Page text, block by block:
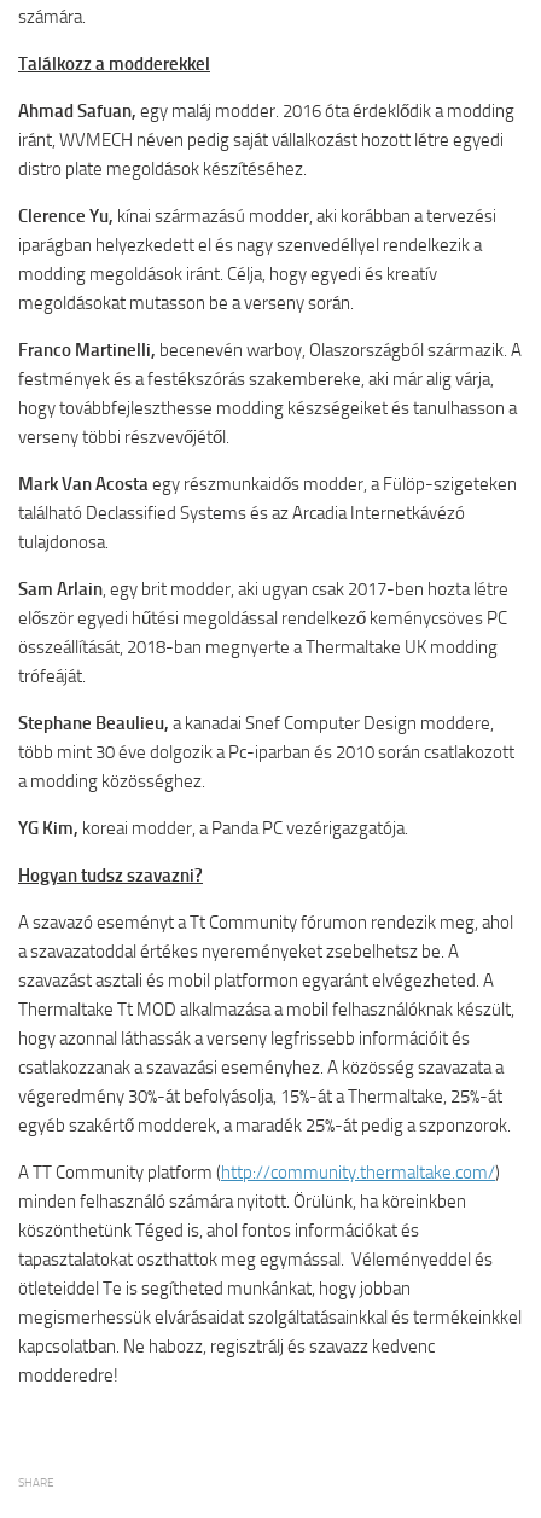
számára.
Találkozz a modderekkel
Ahmad Safuan, egy maláj modder. 2016 óta érdeklődik a modding
iránt, WVMECH néven pedig saját vállalkozást hozott létre egyedi
distro plate megoldások készítéséhez.
Clerence Yu, kínai származású modder, aki korábban a tervezési
iparágban helyezkedett el és nagy szenvedéllyel rendelkezik a
modding megoldások iránt. Célja, hogy egyedi és kreatív
megoldásokat mutasson be a verseny során.
Franco Martinelli, becenevén warboy, Olaszországból származik. A
festmények és a festékszórás szakembereke, aki már alig várja,
hogy továbbfejleszthesse modding készségeiket és tanulhasson a
verseny többi részvevőjétől.
Mark Van Acostaegy részmunkaidős modder, a Fülöp-szigeteken
található Declassified Systems és az Arcadia Internetkávézó
tulajdonosa.
Sam Arlain, egy brit modder, aki ugyan csak 2017-ben hozta létre
először egyedi hűtési megoldással rendelkező keménycsöves PC
összeállítását, 2018-ban megnyerte a Thermaltake UK modding
trófeáját.
Stephane Beaulieu, a kanadai Snef Computer Design moddere,
több mint 30 éve dolgozik a Pc-iparban és 2010 során csatlakozott
a modding közösséghez.
YG Kim, koreai modder, a Panda PC vezérigazgatója.
Hogyan tudsz szavazni?
A szavazó eseményt a Tt Community fórumon rendezik meg, ahol
a szavazatoddal értékes nyereményeket zsebelhetsz be. A
szavazást asztali és mobil platformon egyaránt elvégezheted. A
Thermaltake Tt MOD alkalmazása a mobil felhasználóknak készült,
hogy azonnal láthassák a verseny legfrissebb információit és
csatlakozzanak a szavazási eseményhez. A közösség szavazata a
végeredmény 30%-át befolyásolja, 15%-át a Thermaltake, 25%-át
egyéb szakértő modderek, a maradék 25%-át pedig a szponzorok.
A TT Community platform (http://community.thermaltake.com/)
minden felhasználó számára nyitott. Örülünk, ha köreinkben
köszönthetünk Téged is, ahol fontos információkat és
tapasztalatokat oszthattok meg egymással. Véleményeddel és
ötleteiddel Te is segítheted munkánkat, hogy jobban
megismerhessük elvárásaidat szolgáltatásainkkal és termékeinkkel
kapcsolatban. Ne habozz, regisztrálj és szavazz kedvenc
modderedre!
SHARE